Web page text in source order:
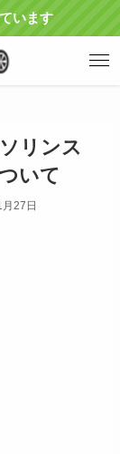
います
リンス
いて
27日